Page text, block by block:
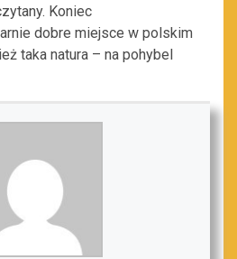
Koniec
dobre miejsce w polskim
taka natura – na pohybel